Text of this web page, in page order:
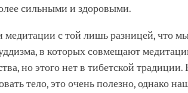
сильными и здоровыми.
медитации с той лишь разницей, что
в которых совмещают
но этого нет в тибетской
тело, это очень полезно, однако